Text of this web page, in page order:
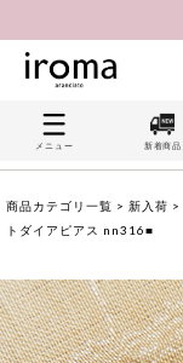
メニュー 新着商品
商品カテゴリ一覧 > 新入荷 >
トダイアピアス nn316■